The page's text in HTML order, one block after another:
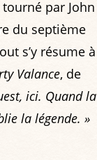
tourné par John
du septième
s’y résume à
Valance, de
ici. Quand la
la légende. »